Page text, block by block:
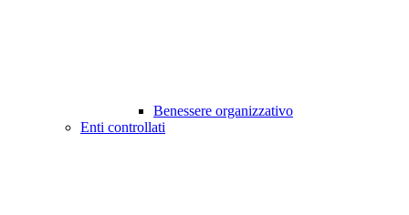
Benessere organizzativo
Enti controllati